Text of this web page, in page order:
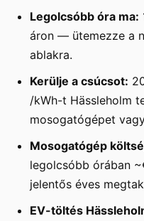
Legolcsóbb óra ma:
áron — ütemezze a
ablakra.
Kerülje a csúcsot:
/kWh-t Hässleholm
mosogatógépet
Mosogatógép
legolcsóbb órában
jelentős éves
EV-töltés